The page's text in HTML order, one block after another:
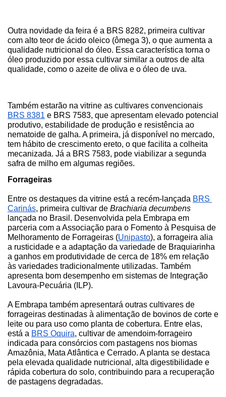
Outra novidade da feira é a BRS 8282, primeira cultivar
com alto teor de ácido oleico (ômega 3), o que aumenta a
qualidade nutricional do óleo. Essa característica torna o
óleo produzido por essa cultivar similar a outros de alta
qualidade, como o azeite de oliva e o óleo de uva.
BRS 8381 e BRS 7583, que apresentam elevado potencial
produtivo, estabilidade de produção e resistência ao
nematoide de galha. A primeira, já disponível no mercado,
tem hábito de crescimento ereto, o que facilita a colheita
mecanizada. Já a BRS 7583, pode viabilizar a segunda
safra de milho em algumas regiões.
Forrageiras
Entre os destaques da vitrine está a recém-lançada BRS
Carinás, primeira cultivar de Brachiaria decumbens
lançada no Brasil . Desenvolvida pela Embrapa em
parceria com a Associação para o Fomento à Pesquisa de
Melhoramento de Forrageiras (Unipasto), a forrageira alia
a rusticidade e a adaptação da variedade de Braquiarinha
a ganhos em produtividade de cerca de 18% em relação
às variedades tradicionalmente utilizadas. Também
apresenta bom desempenho em sistemas de Integração
Lavoura-Pecuária (ILP).
A Embrapa também apresentará outras cultivares de
forrageiras destinadas à alimentação de bovinos de corte e
leite ou para uso como planta de cobertura. Entre elas,
está a BRS Oquira, cultivar de amendoim-forrageiro
indicada para consórcios com pastagens nos biomas
Amazônia, Mata Atlântica e Cerrado. A planta se destaca
pela elevada qualidade nutricional, alta digestibilidade e
rápida cobertura do solo, contribuindo para a recuperação
de pastagens degradadas.